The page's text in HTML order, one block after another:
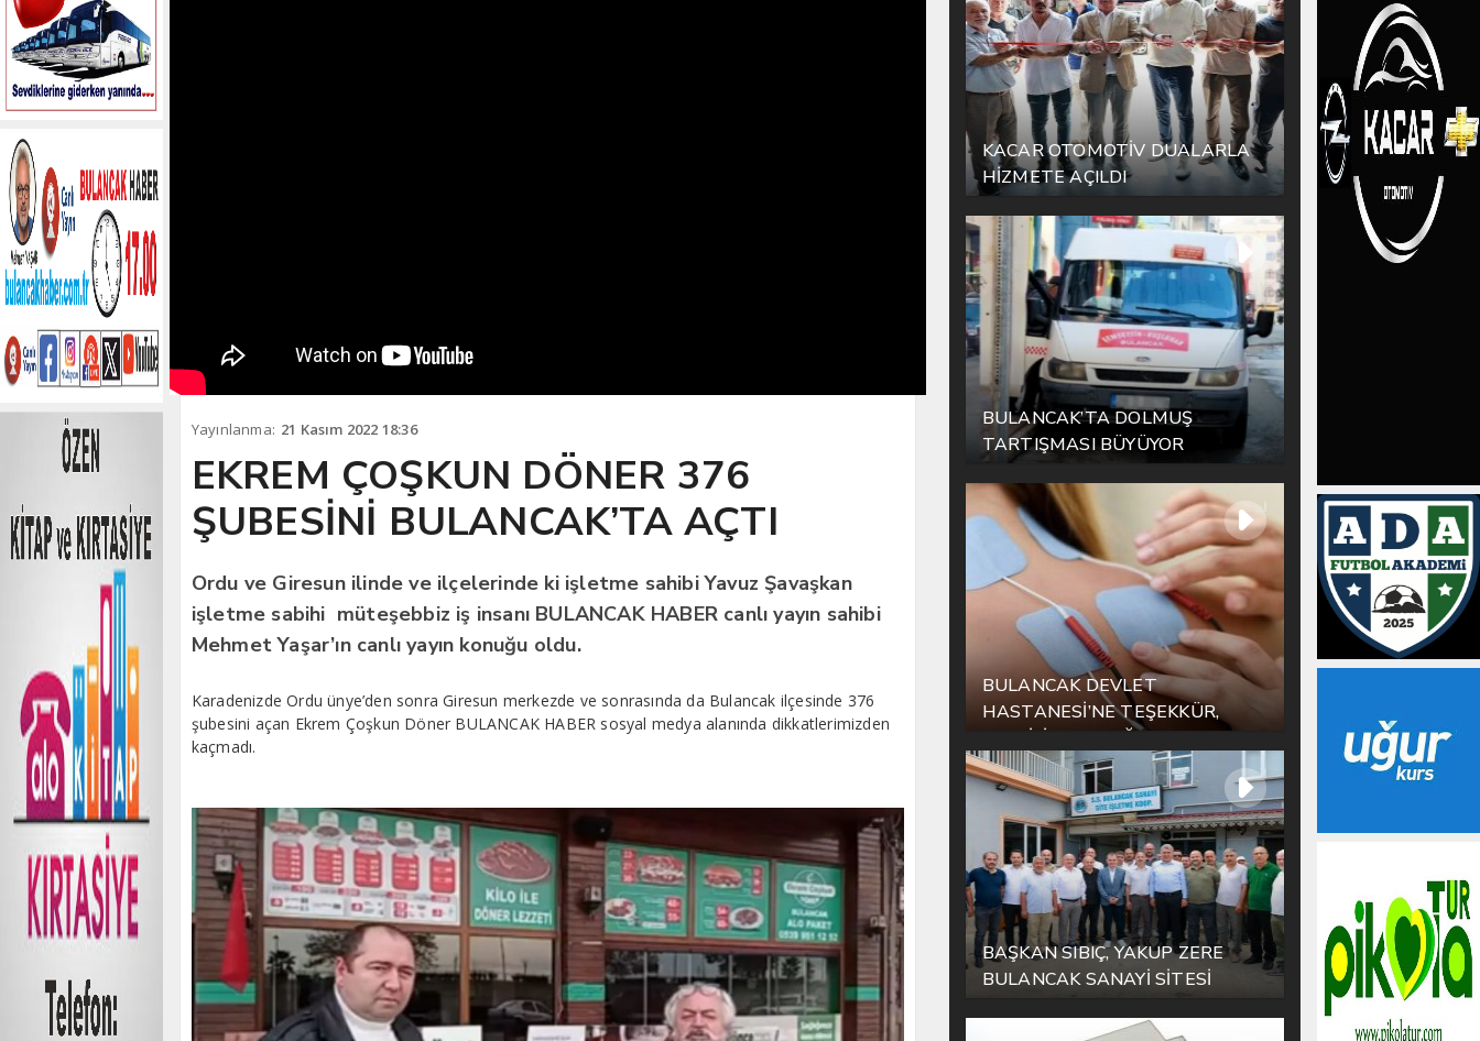
Yayınlanma: 21 Kasım 2022 18:36
EKREM ÇOŞKUN DÖNER 376
ŞUBESİNİ BULANCAK’TA AÇTI
Ordu ve Giresun ilinde ve ilçelerinde ki işletme sahibi Yavuz Şavaşkan
işletme sabihi müteşebbiz iş insanı BULANCAK HABER canlı yayın sahibi
Mehmet Yaşar’ın canlı yayın konuğu oldu.
Karadenizde Ordu ünye’den sonra Giresun merkezde ve sonrasında da Bulancak ilçesinde 376
şubesini açan Ekrem Çoşkun Döner BULANCAK HABER sosyal medya alanında dikkatlerimizden
kaçmadı.
KACAR OTOMOTİV DUALARLA
HİZMETE AÇILDI
BULANCAK’TA DOLMUŞ
TARTIŞMASI BÜYÜYOR
BULANCAK DEVLET
HASTANESİ’NE TEŞEKKÜR,
YETKİLİLERE ÇAĞRI
BAŞKAN SIBIÇ, YAKUP ZERE
BULANCAK SANAYİ SİTESİ